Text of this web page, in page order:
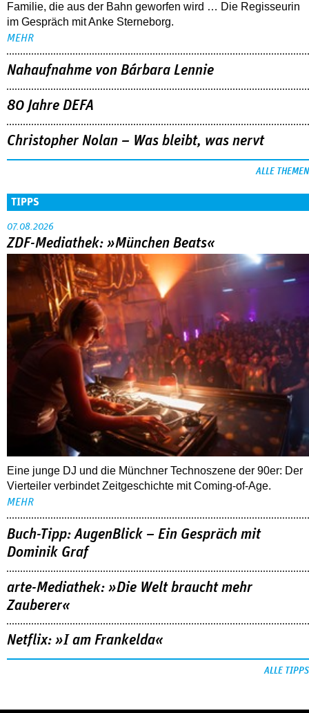
Familie, die aus der Bahn geworfen wird … Die Regisseurin
im Gespräch mit Anke Sterneborg.
MEHR
Nahaufnahme von Bárbara Lennie
80 Jahre DEFA
Christopher Nolan – Was bleibt, was nervt
ALLE THEMEN
TIPPS
07.08.2026
ZDF-Mediathek: »München Beats«
Eine junge DJ und die Münchner Technoszene der 90er: Der
Vierteiler verbindet Zeitgeschichte mit Coming-of-Age.
MEHR
Buch-Tipp: AugenBlick – Ein Gespräch mit
Dominik Graf
arte-Mediathek: »Die Welt braucht mehr
Zauberer«
Netflix: »I am Frankelda«
ALLE TIPPS